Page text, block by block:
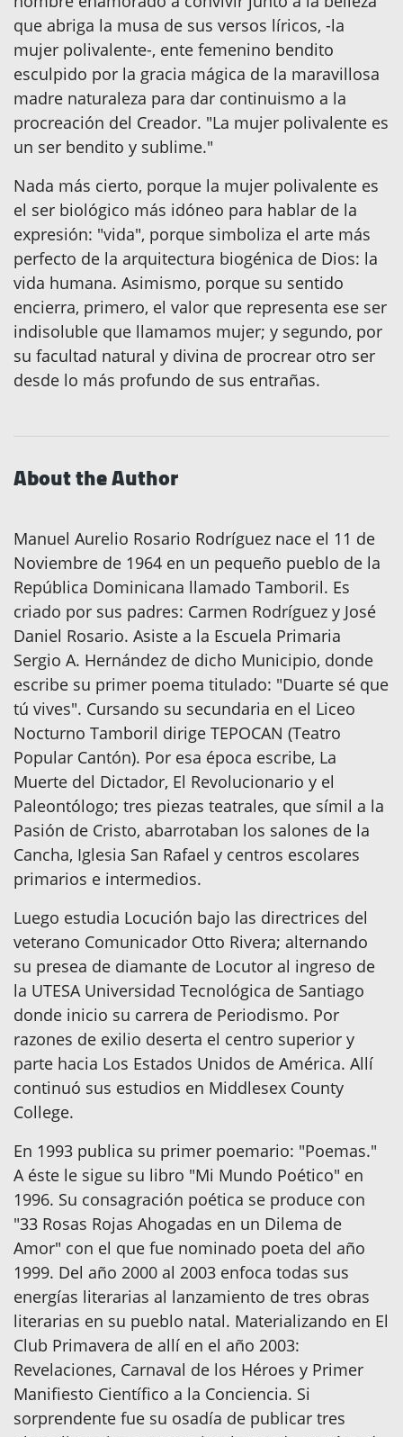
que abriga la musa de sus versos líricos, -la
mujer polivalente-, ente femenino bendito
esculpido por la gracia mágica de la maravillosa
madre naturaleza para dar continuismo a la
procreación del Creador. "La mujer polivalente es
un ser bendito y sublime."
Nada más cierto, porque la mujer polivalente es
el ser biológico más idóneo para hablar de la
expresión: "vida", porque simboliza el arte más
perfecto de la arquitectura biogénica de Dios: la
vida humana. Asimismo, porque su sentido
encierra, primero, el valor que representa ese ser
indisoluble que llamamos mujer; y segundo, por
su facultad natural y divina de procrear otro ser
desde lo más profundo de sus entrañas.
About the Author
Manuel Aurelio Rosario Rodríguez nace el 11 de
Noviembre de 1964 en un pequeño pueblo de la
República Dominicana llamado Tamboril. Es
criado por sus padres: Carmen Rodríguez y José
Daniel Rosario. Asiste a la Escuela Primaria
Sergio A. Hernández de dicho Municipio, donde
escribe su primer poema titulado: "Duarte sé que
tú vives". Cursando su secundaria en el Liceo
Nocturno Tamboril dirige TEPOCAN (Teatro
Popular Cantón). Por esa época escribe, La
Muerte del Dictador, El Revolucionario y el
Paleontólogo; tres piezas teatrales, que símil a la
Pasión de Cristo, abarrotaban los salones de la
Cancha, Iglesia San Rafael y centros escolares
primarios e intermedios.
Luego estudia Locución bajo las directrices del
veterano Comunicador Otto Rivera; alternando
su presea de diamante de Locutor al ingreso de
la UTESA Universidad Tecnológica de Santiago
donde inicio su carrera de Periodismo. Por
razones de exilio deserta el centro superior y
parte hacia Los Estados Unidos de América. Allí
continuó sus estudios en Middlesex County
College.
En 1993 publica su primer poemario: "Poemas."
A éste le sigue su libro "Mi Mundo Poético" en
1996. Su consagración poética se produce con
"33 Rosas Rojas Ahogadas en un Dilema de
Amor" con el que fue nominado poeta del año
1999. Del año 2000 al 2003 enfoca todas sus
energías literarias al lanzamiento de tres obras
literarias en su pueblo natal. Materializando en El
Club Primavera de allí en el año 2003:
Revelaciones, Carnaval de los Héroes y Primer
Manifiesto Científico a la Conciencia. Si
sorprendente fue su osadía de publicar tres